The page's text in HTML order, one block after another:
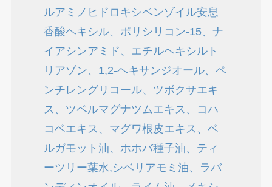
ルアミノヒドロキシベンゾイル安息
香酸ヘキシル、ポリシリコン-15、ナ
イアシンアミド、エチルヘキシルト
リアゾン、1,2-ヘキサンジオール、ペ
ンチレングリコール、ツボクサエキ
ス、ツベルマグナツムエキス、コハ
コベエキス、マグワ根皮エキス、ベ
ルガモット油、ホホバ種子油、ティ
ーツリー葉水,シベリアモミ油、ラバ